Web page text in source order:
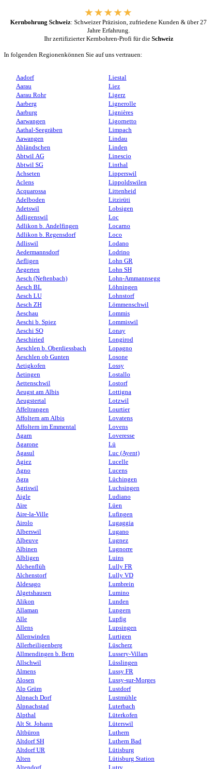
Kernbohrung Schweiz: Schweizer Präzision, zufriedene Kunden & über 27
Jahre Erfahrung.
Ihr zertifizierter Kernbohren-Profi für die Schweiz
In folgenden Regionenkönnen Sie auf uns vertrauen:
Aadorf
Aarau
Aarau Rohr
Aarberg
Aarburg
Aarwangen
Aathal-Seegräben
Aawangen
Abländschen
Abtwil AG
Abtwil SG
Achseten
Aclens
Acquarossa
Adelboden
Adetswil
Adligenswil
Adlikon b. Andelfingen
Adlikon b. Regensdorf
Adliswil
Aedermannsdorf
Aefligen
Aegerten
Aesch (Neftenbach)
Aesch BL
Aesch LU
Aesch ZH
Aeschau
Aeschi b. Spiez
Aeschi SO
Aeschiried
Aeschlen b. Oberdiessbach
Aeschlen ob Gunten
Aetigkofen
Aetingen
Aettenschwil
Aeugst am Albis
Aeugstertal
Affeltrangen
Affoltern am Albis
Affoltern im Emmental
Agarn
Agarone
Agasul
Agiez
Agno
Agra
Agriswil
Aigle
Aïre
Aire-la-Ville
Airolo
Alberswil
Albeuve
Albinen
Albligen
Alchenflüh
Alchenstorf
Aldesago
Algetshausen
Alikon
Allaman
Alle
Allens
Allenwinden
Allerheiligenberg
Allmendingen b. Bern
Allschwil
Almens
Alosen
Alp Grüm
Alpnach Dorf
Alpnachstad
Alpthal
Alt St. Johann
Altbüron
Altdorf SH
Altdorf UR
Alten
Altendorf
Liestal
Liez
Ligerz
Lignerolle
Lignières
Ligornetto
Limpach
Lindau
Linden
Linescio
Linthal
Lipperswil
Lippoldswilen
Littenheid
Litzirüti
Lobsigen
Loc
Locarno
Loco
Lodano
Lodrino
Lohn GR
Lohn SH
Lohn-Ammannsegg
Löhningen
Lohnstorf
Lömmenschwil
Lommis
Lommiswil
Lonay
Longirod
Lopagno
Losone
Lossy
Lostallo
Lostorf
Lottigna
Lotzwil
Lourtier
Lovatens
Lovens
Loveresse
Lü
Luc (Ayent)
Lucelle
Lucens
Lüchingen
Luchsingen
Ludiano
Lüen
Lufingen
Lugaggia
Lugano
Lugnez
Lugnorre
Luins
Lully FR
Lully VD
Lumbrein
Lumino
Lunden
Lungern
Lupfig
Lupsingen
Lurtigen
Lüscherz
Lussery-Villars
Lüsslingen
Lussy FR
Lussy-sur-Morges
Lustdorf
Lustmühle
Luterbach
Lüterkofen
Lüterswil
Luthern
Luthern Bad
Lütisburg
Lütisburg Station
Lutry